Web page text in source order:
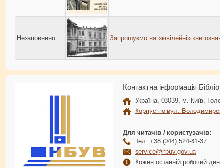
Незаповнено Запрошуємо на «ювілейні»
Контактна інформація
Україна, 03039, м. Київ,
Корпус по вул.
Для читачів / користувачів:
Тел: +38 (044) 524-81-37
service@nbuv.gov.ua
Кожен останній робочий